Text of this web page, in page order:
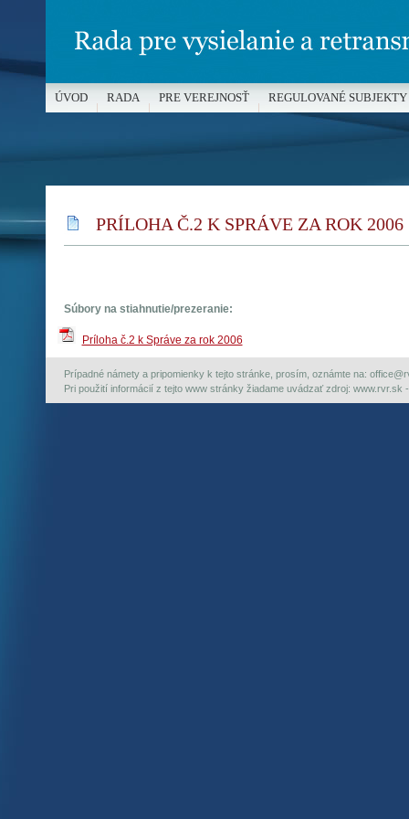
PRÍLOHA Č.2 K SPRÁVE ZA ROK 2006
Súbory na stiahnutie/prezeranie:
Príloha č.2 k Správe za rok 2006
Prípadné námety a pripomienky k tejto stránke, prosím, oznámte na:
Pri použití informácií z tejto www stránky žiadame uvádzať zdroj: www.rvr.sk
ÚVOD RADA PRE VEREJNOSŤ REGULOVANÉ SUBJEKTY